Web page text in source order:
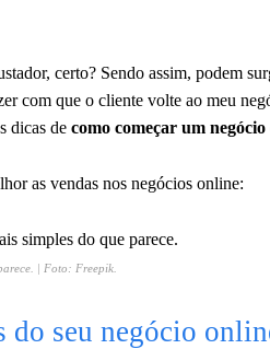
certo? Sendo assim, podem
com que o cliente volte ao meu
dicas de como começar um
as vendas nos negócios online:
| Foto: Freepik.
do seu negócio